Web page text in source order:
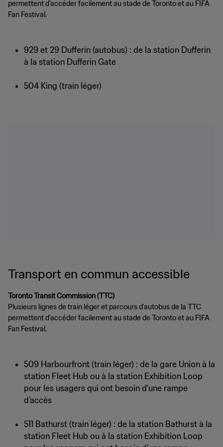
permettent d’accéder facilement au stade de Toronto et au FIFA
Fan Festival.
929 et 29 Dufferin (autobus) : de la station Dufferin
à la station Dufferin Gate
504 King (train léger)
Transport en commun accessible
Toronto Transit Commission (TTC)
Plusieurs lignes de train léger et parcours d’autobus de la TTC
permettent d’accéder facilement au stade de Toronto et au FIFA
Fan Festival.
509 Harbourfront (train léger) : de la gare Union à la
station Fleet Hub ou à la station Exhibition Loop
pour les usagers qui ont besoin d’une rampe
d’accès
511 Bathurst (train léger) : de la station Bathurst à la
station Fleet Hub ou à la station Exhibition Loop